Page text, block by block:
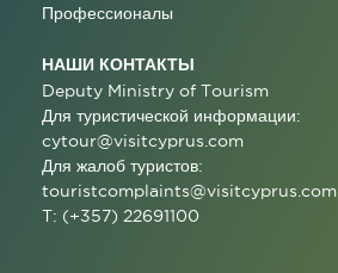
Профессионалы
НАШИ КОНТАКТЫ
Deputy Ministry of Tourism
Для туристической информации:
cytour@visitcyprus.com
Для жалоб туристов:
touristcomplaints@visitcyprus.com
T: (+357) 22691100